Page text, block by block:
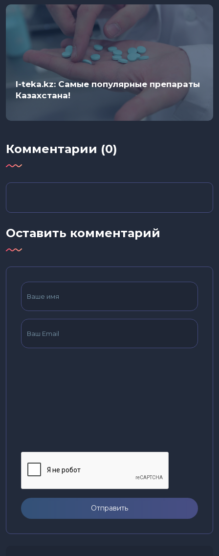
I-teka.kz: Самые популярные препараты
Казахстана!
Комментарии (0)
Оставить комментарий
Отправить